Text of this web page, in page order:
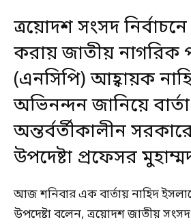
ত্রয়োদশ সংসদ
করায় জাতীয় নাগরিক
(এনসিপি) আহ্বায়ক
অভিনন্দন জানিয়ে
অন্তর্বর্তীকালীন
উপদেষ্টা প্রফেসর
আজ শনিবার এক বার্তায় নাহিদ
উপদেষ্টা বলেন, ত্রয়োদশ জাতীয়